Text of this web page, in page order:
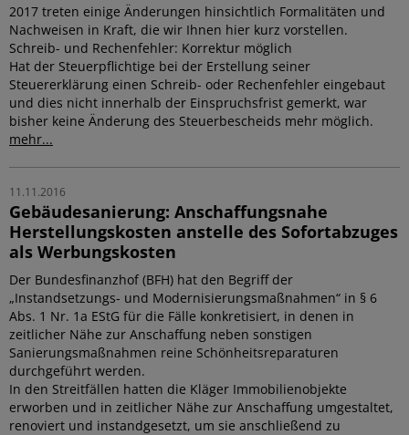
2017 treten einige Änderungen hinsichtlich Formalitäten und
Nachweisen in Kraft, die wir Ihnen hier kurz vorstellen.
Schreib- und Rechenfehler: Korrektur möglich
Hat der Steuerpflichtige bei der Erstellung seiner
Steuererklärung einen Schreib- oder Rechenfehler eingebaut
und dies nicht innerhalb der Einspruchsfrist gemerkt, war
bisher keine Änderung des Steuerbescheids mehr möglich.
mehr...
11.11.2016
Gebäudesanierung: Anschaffungsnahe
Herstellungskosten anstelle des Sofortabzuges
als Werbungskosten
Der Bundesfinanzhof (BFH) hat den Begriff der
„Instandsetzungs- und Modernisierungsmaßnahmen“ in § 6
Abs. 1 Nr. 1a EStG für die Fälle konkretisiert, in denen in
zeitlicher Nähe zur Anschaffung neben sonstigen
Sanierungsmaßnahmen reine Schönheitsreparaturen
durchgeführt werden.
In den Streitfällen hatten die Kläger Immobilienobjekte
erworben und in zeitlicher Nähe zur Anschaffung umgestaltet,
renoviert und instandgesetzt, um sie anschließend zu